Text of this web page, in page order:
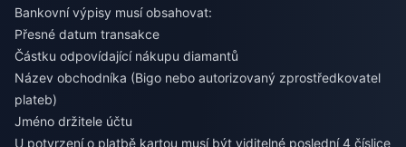
Bankovní výpisy musí obsahovat:
Přesné datum transakce
Částku odpovídající nákupu diamantů
Název obchodníka (Bigo nebo autorizovaný zprostředkovatel
plateb)
Jméno držitele účtu
U potvrzení o platbě kartou musí být viditelné poslední 4 číslice